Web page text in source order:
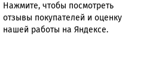
Нажмите, чтобы посмотреть
отзывы покупателей и оценку
нашей работы на Яндексе.